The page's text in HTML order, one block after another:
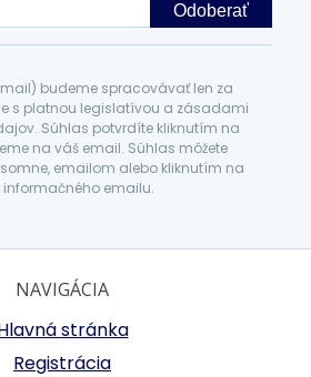
Odoberať
budeme spracovávať len za
s platnou legislatívou a zásadami
Súhlas potvrdíte kliknutím na
na váš email. Súhlas môžete
emailom alebo kliknutím na
informačného emailu.
NAVIGÁCIA
stránka
Registrácia